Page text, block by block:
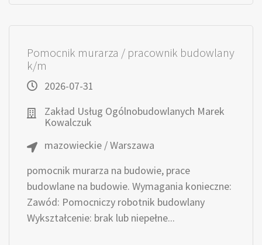
Pomocnik murarza / pracownik budowlany
k/m
2026-07-31
Zakład Usług Ogólnobudowlanych Marek
Kowalczuk
mazowieckie / Warszawa
pomocnik murarza na budowie, prace
budowlane na budowie. Wymagania konieczne:
Zawód: Pomocniczy robotnik budowlany
Wykształcenie: brak lub niepełne...